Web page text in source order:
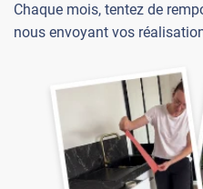
Chaque mois, tentez de
nous envoyant vos